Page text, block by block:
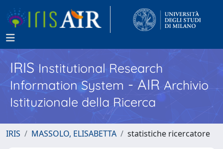
IRISInstitutional Research
Information System - AIR Archivio
Istituzionale della Ricerca
IRIS MASSOLO, ELISABETTA statistiche ricercatore